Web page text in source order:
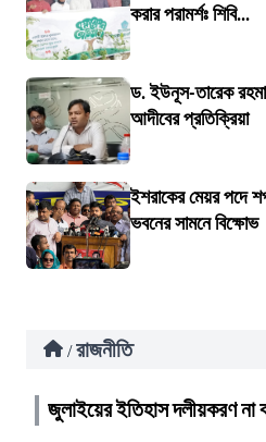
করার পরামর্শঃ শিবি...
ড. ইউনূস-তারেক
আদীবের প্রতিক্রিয়া
ইশরাকের মেয়র পদে
ভবনের সামনে বিক্ষোভ
/ রাজনীতি
জুলাইয়ের ইতিহাস দলীয়করণ না